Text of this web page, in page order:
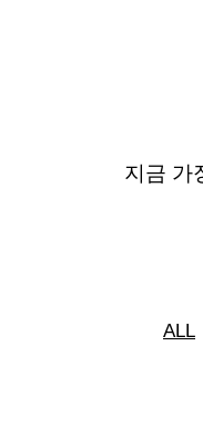
지금 가
ALL